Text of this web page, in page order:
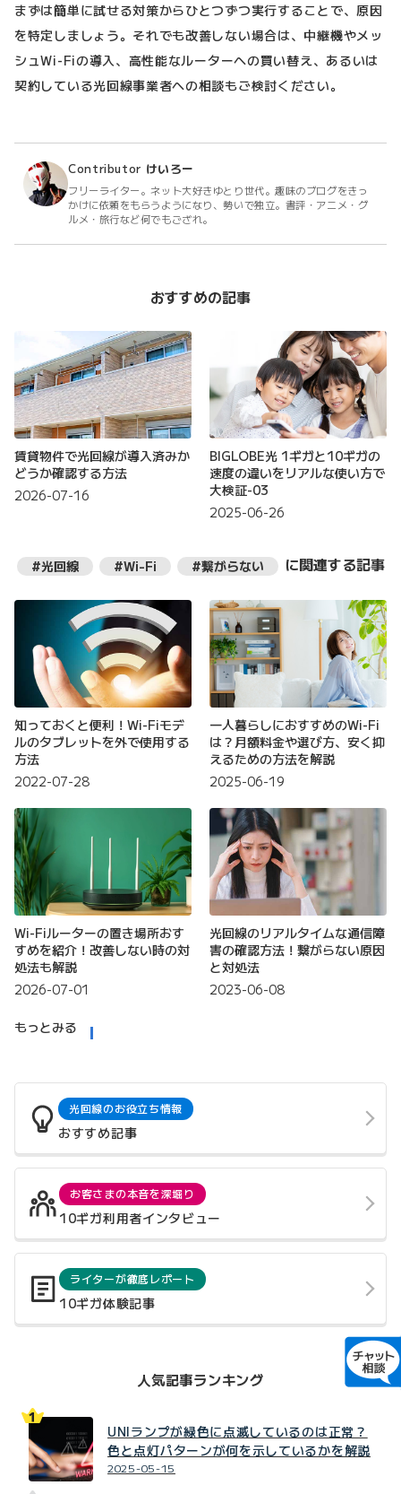
まずは簡単に試せる対策からひとつずつ実行することで、原因
を特定しましょう。それでも改善しない場合は、中継機やメッ
シュWi-Fiの導入、高性能なルーターへの買い替え、あるいは
契約している光回線事業者への相談もご検討ください。
Contributor けいろー
フリーライター。ネット大好きゆとり世代。趣味のブログをきっ
かけに依頼をもらうようになり、勢いで独立。書評・アニメ・グ
ルメ・旅行など何でもござれ。
おすすめの記事
賃貸物件で光回線が導入済みか
どうか確認する方法
2026-07-16
BIGLOBE光 1ギガと10ギガの
速度の違いをリアルな使い方で
大検証-03
2025-06-26
#光回線 #Wi-Fi #繋がらない に関連する記事
知っておくと便利！Wi-Fiモデ
ルのタブレットを外で使用する
方法
2022-07-28
一人暮らしにおすすめのWi-Fi
は？月額料金や選び方、安く抑
えるための方法を解説
2025-06-19
Wi-Fiルーターの置き場所おす
すめを紹介！改善しない時の対
処法も解説
2026-07-01
光回線のリアルタイムな通信障
害の確認方法！繋がらない原因
と対処法
2023-06-08
もっとみる
光回線のお役立ち情報
おすすめ記事
お客さまの本音を深堀り
10ギガ利用者インタビュー
ライターが徹底レポート
10ギガ体験記事
人気記事ランキング
UNIランプが緑色に点滅しているのは正常？
色と点灯パターンが何を示しているかを解説
2025-05-15